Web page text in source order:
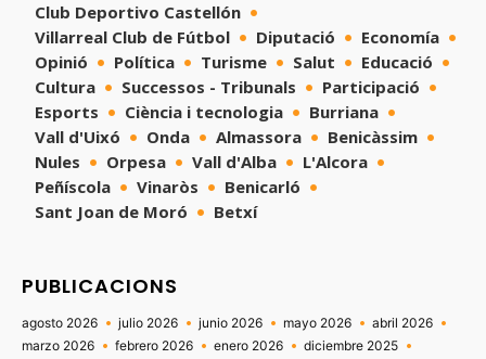
Club Deportivo Castellón
Villarreal Club de Fútbol
Diputació
Economía
Opinió
Política Turisme Salut
Educació
Cultura
Successos - Tribunals
Participació
Esports
Ciència i tecnologia
Burriana
Vall d'Uixó
Onda Almassora
Benicàssim
Nules
Orpesa Vall d'Alba
L'Alcora
Peñíscola
Vinaròs
Benicarló
Sant Joan de Moró
Betxí
PUBLICACIONS
agosto 2026 julio 2026 junio 2026 mayo 2026
abril 2026
marzo 2026
febrero 2026 enero 2026
diciembre 2025